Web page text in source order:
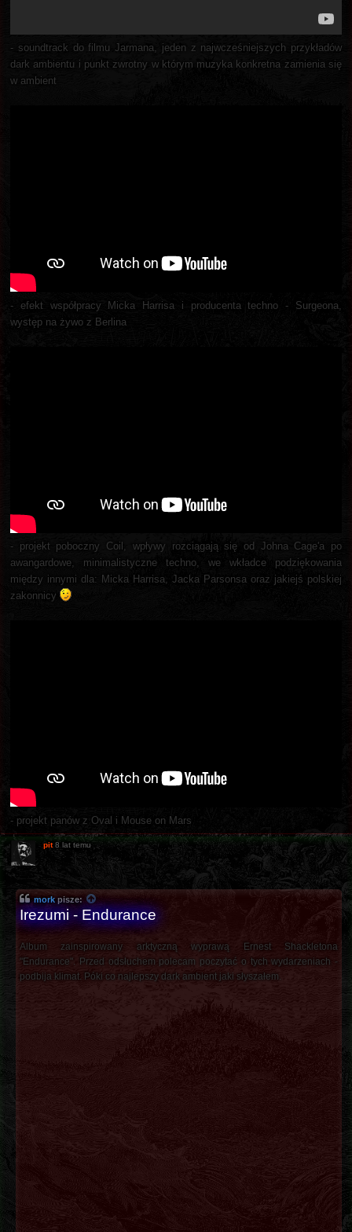
- soundtrack do filmu Jarmana, jeden z najwcześniejszych przykładów
dark ambientu i punkt zwrotny w którym muzyka konkretna zamienia się
w ambient
- efekt współpracy Micka Harrisa i producenta techno - Surgeona,
występ na żywo z Berlina
- projekt poboczny Coil, wpływy rozciągają się od Johna Cage'a po
awangardowe, minimalistyczne techno, we wkładce podziękowania
między innymi dla: Micka Harrisa, Jacka Parsonsa oraz jakiejś polskiej
zakonnicy
- projekt panów z Oval i Mouse on Mars
pit 8 lat temu
morkpisze:
Irezumi - Endurance
Album zainspirowany arktyczną wyprawą Ernest Shackletona
"Endurance". Przed odsłuchem polecam poczytać o tych wydarzeniach -
podbija klimat. Póki co najlepszy dark ambient jaki słyszałem.